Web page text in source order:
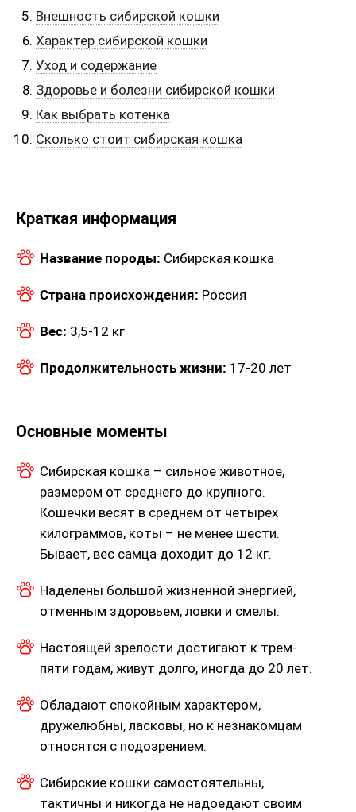
Внешность сибирской кошки
Характер сибирской кошки
Уход и содержание
Здоровье и болезни сибирской кошки
Как выбрать котенка
Сколько стоит сибирская кошка
Краткая информация
Название породы: Сибирская кошка
Страна происхождения: Россия
Вес: 3,5-12 кг
Продолжительность жизни: 17-20 лет
Основные моменты
Сибирская кошка – сильное животное,
размером от среднего до крупного.
Кошечки весят в среднем от четырех
килограммов, коты – не менее шести.
Бывает, вес самца доходит до 12 кг.
Наделены большой жизненной энергией,
отменным здоровьем, ловки и смелы.
Настоящей зрелости достигают к трем-
пяти годам, живут долго, иногда до 20 лет.
Обладают спокойным характером,
дружелюбны, ласковы, но к незнакомцам
относятся с подозрением.
Сибирские кошки самостоятельны,
тактичны и никогда не надоедают своим